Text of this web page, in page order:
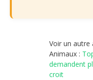
Voir un autre
Animaux :
demandent
croit